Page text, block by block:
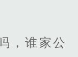
，谁家公